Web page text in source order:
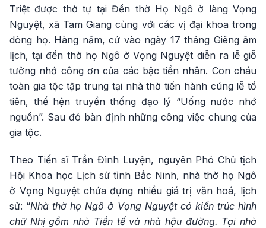
Triệt được thờ tự tại Đền thờ Họ Ngô ở làng Vọng
Nguyệt, xã Tam Giang cùng với các vị đại khoa trong
dòng họ. Hàng năm, cứ vào ngày 17 tháng Giêng âm
lịch, tại đền thờ họ Ngô ở Vọng Nguyệt diễn ra lễ giỗ
tưởng nhớ công ơn của các bậc tiền nhân. Con cháu
toàn gia tộc tập trung tại nhà thờ tiến hành cúng lễ tổ
tiên, thể hện truyền thống đạo lý “Uống nước nhớ
nguồn”. Sau đó bàn định những công việc chung của
gia tộc.
Theo Tiến sĩ Trần Đình Luyện, nguyên Phó Chủ tịch
Hội Khoa học Lịch sử tỉnh Bắc Ninh, nhà thờ họ Ngô
ở Vọng Nguyệt chứa đựng nhiều giá trị văn hoá, lịch
sử: “Nhà thờ họ Ngô ở Vọng Nguyệt có kiến trúc hình
chữ Nhị gồm nhà Tiền tế và nhà hậu đường. Tại nhà